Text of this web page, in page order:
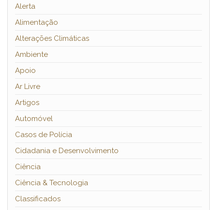
Alerta
Alimentação
Alterações Climáticas
Ambiente
Apoio
Ar Livre
Artigos
Automóvel
Casos de Polícia
Cidadania e Desenvolvimento
Ciência
Ciência & Tecnologia
Classificados